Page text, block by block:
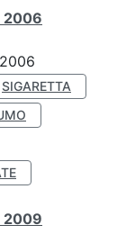
2006
SIGARETTA
2009